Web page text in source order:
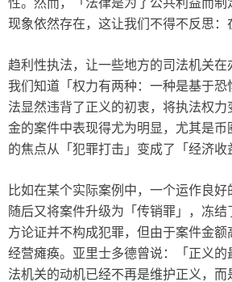
现象依然存在，这让我们不得不反思
趋利性执法，让一些地方的司法机关
我们知道「权力有两种：一种是基于
法显然违背了正义的初衷，将执法权
金的案件中表现得尤为明显，尤其是
的焦点从「犯罪打击」变成了「经济收
比如在某个实际案例中，一个运作良
随后又将案件升级为「传销罪」，冻
方论证并不构成犯罪，但由于案件金
经营瘫痪。亚里士多德曾说：「正义
法机关的动机已经不再是维护正义，